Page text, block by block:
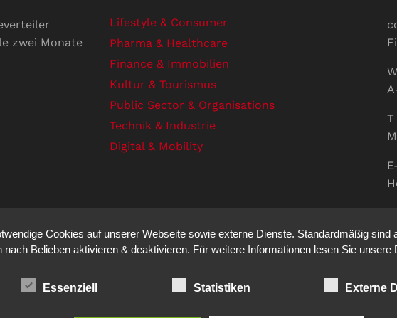
zwei Monate
Lifestyle & Consumer
Pharma & Healthcare
Finance & Immobilien
Kultur & Tourismus
Public Sector & Organisations
Technik & Industrie
Digital & Mobility
T
Cookies auf unserer Webseite sowie externe Dienste. Standardmäßig sind
nach Belieben aktivieren & deaktivieren. Für weitere Informationen lesen Sie
Essenziell Statistiken Externe